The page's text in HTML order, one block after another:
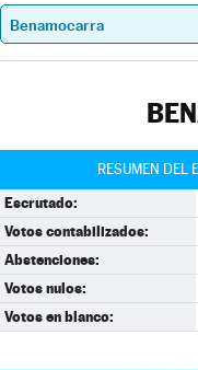
RESUMEN DEL
Escrutado:
Votos contabilizados:
Abstenciones:
Votos nulos:
Votos en blanco: